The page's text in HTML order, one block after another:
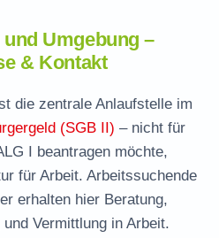
Umgebung –
& Kontakt
die zentrale Anlaufstelle im
(SGB II) – nicht für
I beantragen möchte,
für Arbeit. Arbeitssuchende
erhalten hier Beratung,
Vermittlung in Arbeit.